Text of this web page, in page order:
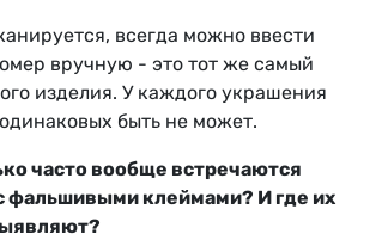
всегда можно ввести
вручную - это тот же самый
изделия. У каждого украшения
быть не может.
часто вообще встречаются
фальшивыми клеймами? И где их